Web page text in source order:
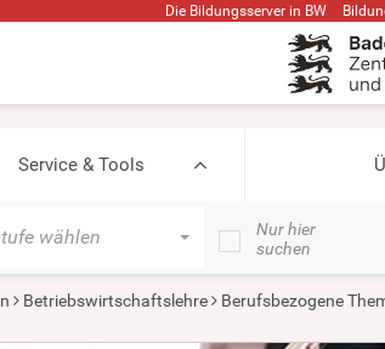
Die Bildungsserver in BW
Service & Tools
wählen
Nur hier
suchen
Betriebswirtschaftslehre Berufsbezogene